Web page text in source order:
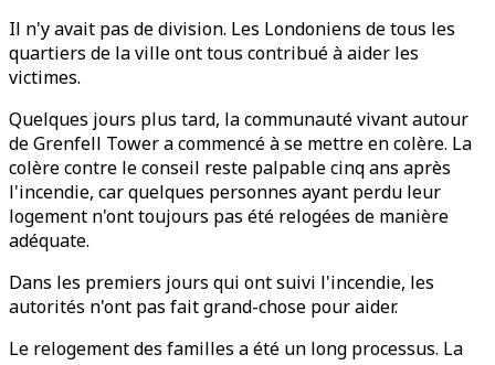
Il n'y avait pas de division. Les Londoniens de tous les
quartiers de la ville ont tous contribué à aider les
victimes.
Quelques jours plus tard, la communauté vivant autour
de Grenfell Tower a commencé à se mettre en colère. La
colère contre le conseil reste palpable cinq ans après
l'incendie, car quelques personnes ayant perdu leur
logement n'ont toujours pas été relogées de manière
adéquate.
Dans les premiers jours qui ont suivi l'incendie, les
autorités n'ont pas fait grand-chose pour aider.
Le relogement des familles a été un long processus. La